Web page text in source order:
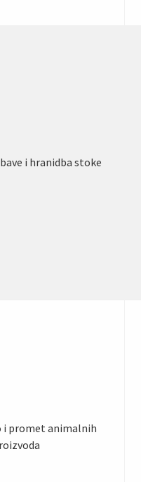
i hranidba stoke
i promet animalnih